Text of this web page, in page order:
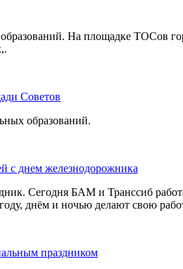
На площадке ТОСов
Советов
образований.
с днем железнодорожника
Сегодня БАМ и Транссиб
днём и ночью делают свою
праздником